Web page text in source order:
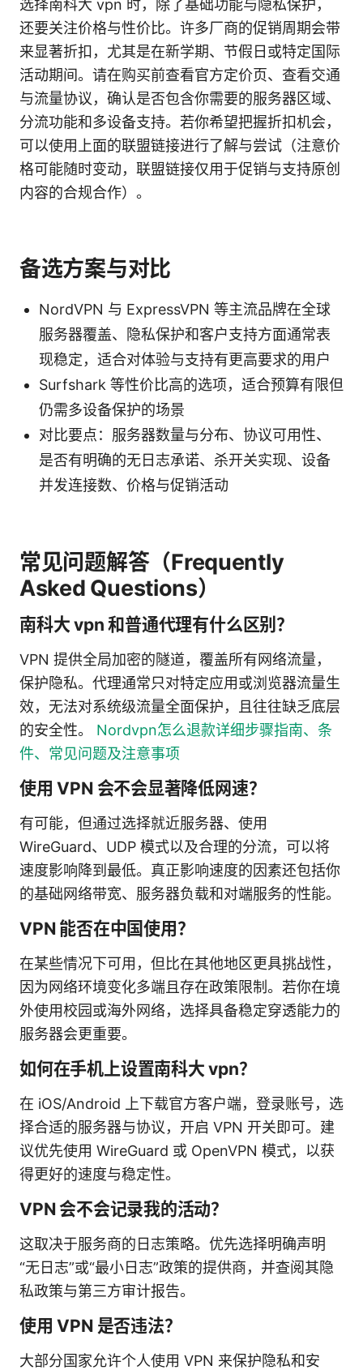
选择南科大 vpn 时，除了基础功能与隐私保护，
还要关注价格与性价比。许多厂商的促销周期会带
来显著折扣，尤其是在新学期、节假日或特定国际
活动期间。请在购买前查看官方定价页、查看交通
与流量协议，确认是否包含你需要的服务器区域、
分流功能和多设备支持。若你希望把握折扣机会，
可以使用上面的联盟链接进行了解与尝试（注意价
格可能随时变动，联盟链接仅用于促销与支持原创
内容的合规合作）。
备选方案与对比
NordVPN 与 ExpressVPN 等主流品牌在全球
服务器覆盖、隐私保护和客户支持方面通常表
现稳定，适合对体验与支持有更高要求的用户
Surfshark 等性价比高的选项，适合预算有限但
仍需多设备保护的场景
对比要点：服务器数量与分布、协议可用性、
是否有明确的无日志承诺、杀开关实现、设备
并发连接数、价格与促销活动
常见问题解答（Frequently
Asked Questions）
南科大 vpn 和普通代理有什么区别？
VPN 提供全局加密的隧道，覆盖所有网络流量，
保护隐私。代理通常只对特定应用或浏览器流量生
效，无法对系统级流量全面保护，且往往缺乏底层
的安全性。 Nordvpn怎么退款详细步骤指南、条
件、常见问题及注意事项
使用 VPN 会不会显著降低网速？
有可能，但通过选择就近服务器、使用
WireGuard、UDP 模式以及合理的分流，可以将
速度影响降到最低。真正影响速度的因素还包括你
的基础网络带宽、服务器负载和对端服务的性能。
VPN 能否在中国使用？
在某些情况下可用，但比在其他地区更具挑战性，
因为网络环境变化多端且存在政策限制。若你在境
外使用校园或海外网络，选择具备稳定穿透能力的
服务器会更重要。
如何在手机上设置南科大 vpn？
在 iOS/Android 上下载官方客户端，登录账号，选
择合适的服务器与协议，开启 VPN 开关即可。建
议优先使用 WireGuard 或 OpenVPN 模式，以获
得更好的速度与稳定性。
VPN 会不会记录我的活动？
这取决于服务商的日志策略。优先选择明确声明
“无日志”或“最小日志”政策的提供商，并查阅其隐
私政策与第三方审计报告。
使用 VPN 是否违法？
大部分国家允许个人使用 VPN 来保护隐私和安